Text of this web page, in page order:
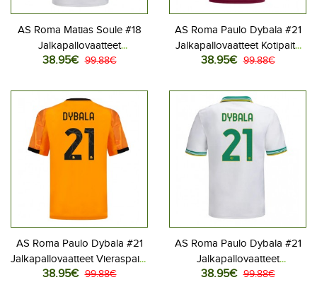
AS Roma Matias Soule #18
Jalkapallovaatteet
Kolmaspaita 2025-26
38.95€ 99.88€
AS Roma Paulo Dybala #21
Jalkapallovaatteet Kotipaita
2025-26 Lyhythihainen
38.95€ 99.88€
AS Roma Paulo Dybala #21
Jalkapallovaatteet Vieraspaita
2025-26 Lyhythihainen
38.95€ 99.88€
AS Roma Paulo Dybala #21
Jalkapallovaatteet
Kolmaspaita 2025-26
38.95€ 99.88€